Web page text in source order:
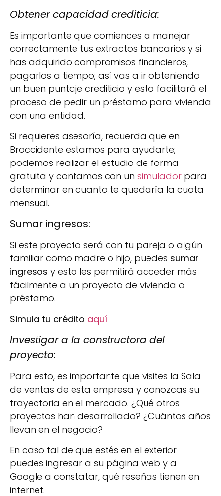
Obtener capacidad crediticia:
Es importante que comiences a manejar
correctamente tus extractos bancarios y si
has adquirido compromisos financieros,
pagarlos a tiempo; así vas a ir obteniendo
un buen puntaje crediticio y esto facilitará el
proceso de pedir un préstamo para vivienda
con una entidad.
Si requieres asesoría, recuerda que en
Broccidente estamos para ayudarte;
podemos realizar el estudio de forma
gratuita y contamos con un simulador para
determinar en cuanto te quedaría la cuota
mensual.
Sumar ingresos:
Si este proyecto será con tu pareja o algún
familiar como madre o hijo, puedes sumar
ingresos y esto les permitirá acceder más
fácilmente a un proyecto de vivienda o
préstamo.
Simula tu crédito aquí
Investigar a la constructora del
proyecto:
Para esto, es importante que visites la Sala
de ventas de esta empresa y conozcas su
trayectoria en el mercado. ¿Qué otros
proyectos han desarrollado? ¿Cuántos años
llevan en el negocio?
En caso tal de que estés en el exterior
puedes ingresar a su página web y a
Google a constatar, qué reseñas tienen en
internet.